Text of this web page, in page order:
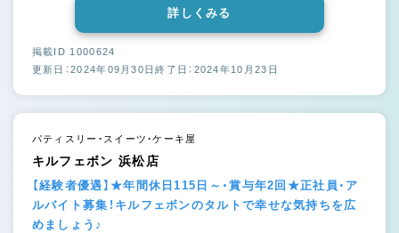
詳しくみる
掲載ID 1000624
更新日：2024年09月30日終了日：2024年10月23日
パティスリー・スイーツ・ケーキ屋
キルフェボン 浜松店
【経験者優遇】★年間休日115日～・賞与年2回★正社員・ア
ルバイト募集！キルフェボンのタルトで幸せな気持ちを広
めましょう♪